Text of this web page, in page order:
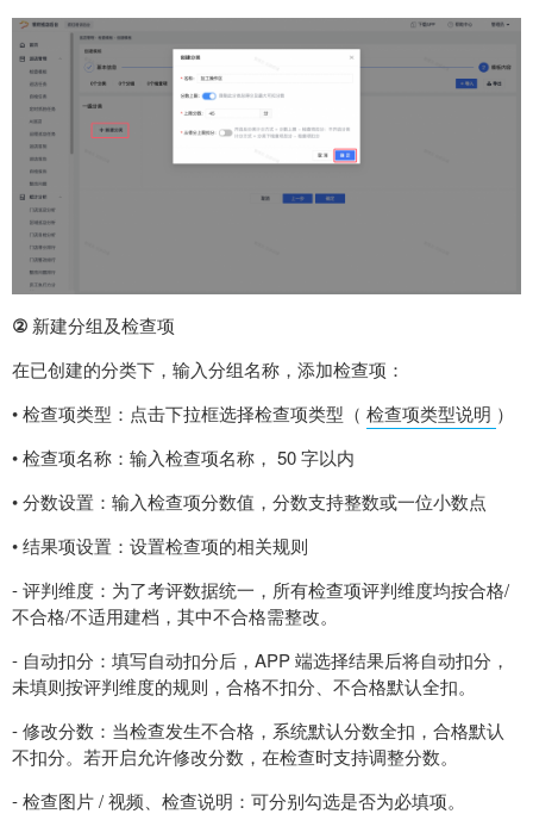
② 新建分组及检查项
在已创建的分类下，输入分组名称，添加检查项：
• 检查项类型：点击下拉框选择检查项类型（ 检查项类型说明 ）
• 检查项名称：输入检查项名称， 50 字以内
• 分数设置：输入检查项分数值，分数支持整数或一位小数点
• 结果项设置：设置检查项的相关规则
- 评判维度：为了考评数据统一，所有检查项评判维度均按合格/
不合格/不适用建档，其中不合格需整改。
- 自动扣分：填写自动扣分后，APP 端选择结果后将自动扣分，
未填则按评判维度的规则，合格不扣分、不合格默认全扣。
- 修改分数：当检查发生不合格，系统默认分数全扣，合格默认
不扣分。若开启允许修改分数，在检查时支持调整分数。
- 检查图片 / 视频、检查说明：可分别勾选是否为必填项。